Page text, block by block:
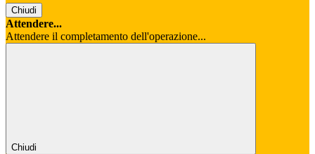
Chiudi
Attendere...
Attendere il completamento dell'operazione...
Chiudi